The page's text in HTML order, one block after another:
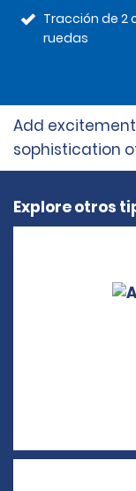
Tracción de 2
ruedas
Add
sophistication
Explore otros